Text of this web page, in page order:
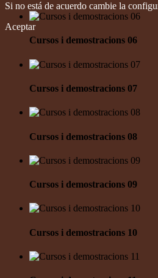
Cursos i demostracions 06
Cursos i demostracions 07
Cursos i demostracions 08
Cursos i demostracions 09
Cursos i demostracions 10
Si no está de acuerdo cambie la
Aceptar